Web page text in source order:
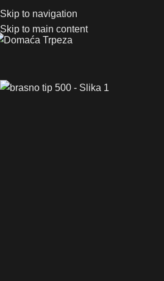
Skip to navigation
Skip to main content